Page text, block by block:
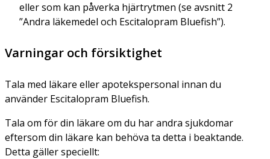
eller som kan påverka hjärtrytmen (se avsnitt 2
”Andra läkemedel och Escitalopram Bluefish”).
Varningar och försiktighet
Tala med läkare eller apotekspersonal innan du
använder Escitalopram Bluefish.
Tala om för din läkare om du har andra sjukdomar
eftersom din läkare kan behöva ta detta i beaktande.
Detta gäller speciellt: